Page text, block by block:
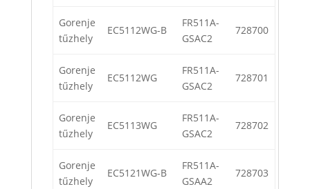
Gorenje
tűzhely
EC5112WG-B
FR511A-
GSAC2
728700
Gorenje
tűzhely
EC5112WG
FR511A-
GSAC2
728701
Gorenje
tűzhely
EC5113WG
FR511A-
GSAC2
728702
Gorenje
tűzhely
EC5121WG-B
FR511A-
GSAA2
728703